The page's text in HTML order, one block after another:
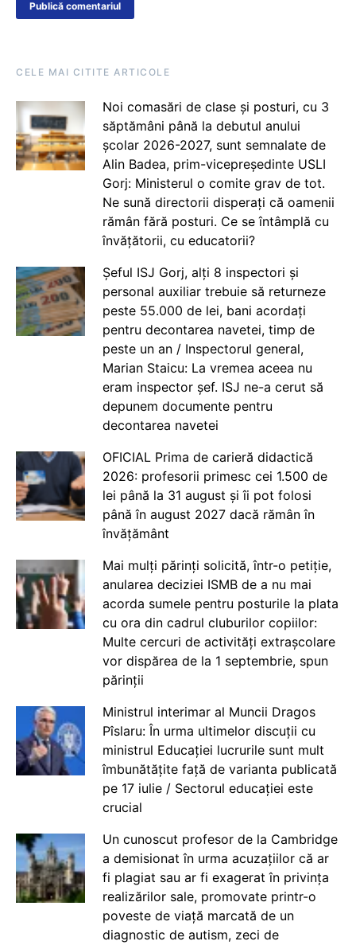
CELE MAI CITITE ARTICOLE
Noi comasări de clase și posturi, cu 3
săptămâni până la debutul anului
școlar 2026-2027, sunt semnalate de
Alin Badea, prim-vicepreședinte USLI
Gorj: Ministerul o comite grav de tot.
Ne sună directorii disperați că oamenii
rămân fără posturi. Ce se întâmplă cu
învățătorii, cu educatorii?
Șeful ISJ Gorj, alți 8 inspectori și
personal auxiliar trebuie să returneze
peste 55.000 de lei, bani acordați
pentru decontarea navetei, timp de
peste un an / Inspectorul general,
Marian Staicu: La vremea aceea nu
eram inspector șef. ISJ ne-a cerut să
depunem documente pentru
decontarea navetei
OFICIAL Prima de carieră didactică
2026: profesorii primesc cei 1.500 de
lei până la 31 august și îi pot folosi
până în august 2027 dacă rămân în
învățământ
Mai mulți părinți solicită, într-o petiție,
anularea deciziei ISMB de a nu mai
acorda sumele pentru posturile la plata
cu ora din cadrul cluburilor copiilor:
Multe cercuri de activități extrașcolare
vor dispărea de la 1 septembrie, spun
părinții
Ministrul interimar al Muncii Dragos
Pîslaru: În urma ultimelor discuții cu
ministrul Educației lucrurile sunt mult
îmbunătățite față de varianta publicată
pe 17 iulie / Sectorul educației este
crucial
Un cunoscut profesor de la Cambridge
a demisionat în urma acuzațiilor că ar
fi plagiat sau ar fi exagerat în privința
realizărilor sale, promovate printr-o
poveste de viață marcată de un
diagnostic de autism, zeci de